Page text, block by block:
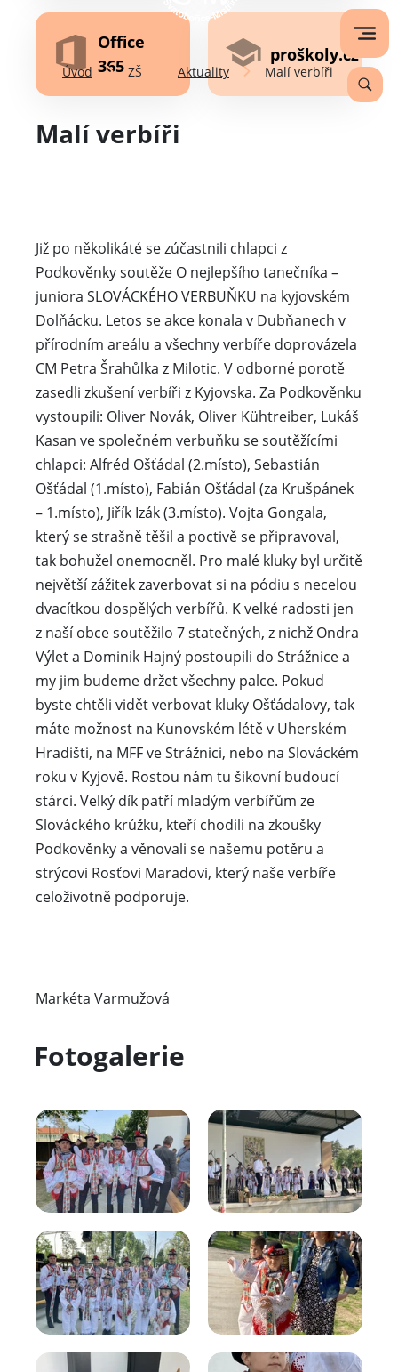
Office
365
proškoly.cz
Úvod ZŠ Aktuality Malí verbíři
Malí verbíři
Již po několikáté se zúčastnili chlapci z
Podkověnky soutěže O nejlepšího tanečníka –
juniora SLOVÁCKÉHO VERBUŇKU na kyjovském
Dolňácku. Letos se akce konala v Dubňanech v
přírodním areálu a všechny verbíře doprovázela
CM Petra Šrahůlka z Milotic. V odborné porotě
zasedli zkušení verbíři z Kyjovska. Za Podkověnku
vystoupili: Oliver Novák, Oliver Kühtreiber, Lukáš
Kasan ve společném verbuňku se soutěžícími
chlapci: Alfréd Ošťádal (2.místo), Sebastián
Ošťádal (1.místo), Fabián Ošťádal (za Krušpánek
– 1.místo), Jiřík Izák (3.místo). Vojta Gongala,
který se strašně těšil a poctivě se připravoval,
tak bohužel onemocněl. Pro malé kluky byl určitě
největší zážitek zaverbovat si na pódiu s necelou
dvacítkou dospělých verbířů. K velké radosti jen
z naší obce soutěžilo 7 statečných, z nichž Ondra
Výlet a Dominik Hajný postoupili do Strážnice a
my jim budeme držet všechny palce. Pokud
byste chtěli vidět verbovat kluky Ošťádalovy, tak
máte možnost na Kunovském létě v Uherském
Hradišti, na MFF ve Strážnici, nebo na Slováckém
roku v Kyjově. Rostou nám tu šikovní budoucí
stárci. Velký dík patří mladým verbířům ze
Slováckého krúžku, kteří chodili na zkoušky
Podkověnky a věnovali se našemu potěru a
strýcovi Rosťovi Maradovi, který naše verbíře
celoživotně podporuje.
Markéta Varmužová
Fotogalerie